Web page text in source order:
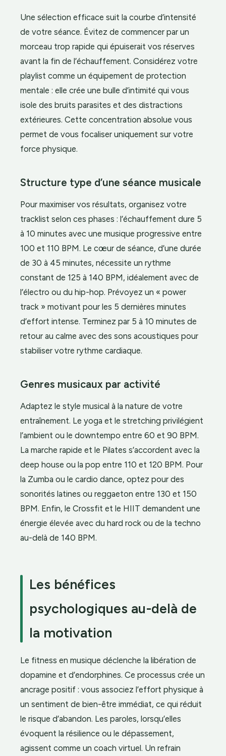
Une sélection efficace suit la courbe d’intensité
de votre séance. Évitez de commencer par un
morceau trop rapide qui épuiserait vos réserves
avant la fin de l’échauffement. Considérez votre
playlist comme un équipement de protection
mentale : elle crée une bulle d’intimité qui vous
isole des bruits parasites et des distractions
extérieures. Cette concentration absolue vous
permet de vous focaliser uniquement sur votre
force physique.
Structure type d’une séance musicale
Pour maximiser vos résultats, organisez votre
tracklist selon ces phases : l’échauffement dure 5
à 10 minutes avec une musique progressive entre
100 et 110 BPM. Le cœur de séance, d’une durée
de 30 à 45 minutes, nécessite un rythme
constant de 125 à 140 BPM, idéalement avec de
l’électro ou du hip-hop. Prévoyez un « power
track » motivant pour les 5 dernières minutes
d’effort intense. Terminez par 5 à 10 minutes de
retour au calme avec des sons acoustiques pour
stabiliser votre rythme cardiaque.
Genres musicaux par activité
Adaptez le style musical à la nature de votre
entraînement. Le yoga et le stretching privilégient
l’ambient ou le downtempo entre 60 et 90 BPM.
La marche rapide et le Pilates s’accordent avec la
deep house ou la pop entre 110 et 120 BPM. Pour
la Zumba ou le cardio dance, optez pour des
sonorités latines ou reggaeton entre 130 et 150
BPM. Enfin, le Crossfit et le HIIT demandent une
énergie élevée avec du hard rock ou de la techno
au-delà de 140 BPM.
Les bénéfices
psychologiques au-delà de
la motivation
Le fitness en musique déclenche la libération de
dopamine et d’endorphines. Ce processus crée un
ancrage positif : vous associez l’effort physique à
un sentiment de bien-être immédiat, ce qui réduit
le risque d’abandon. Les paroles, lorsqu’elles
évoquent la résilience ou le dépassement,
agissent comme un coach virtuel. Un refrain